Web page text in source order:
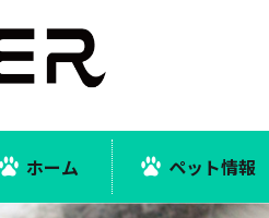
ホーム ペット情報